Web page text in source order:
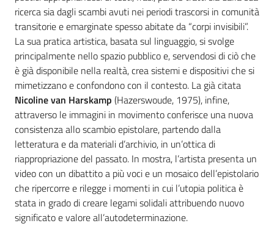
ricerca sia dagli scambi avuti nei periodi trascorsi in comunità
transitorie e emarginate spesso abitate da “corpi invisibili”.
La sua pratica artistica, basata sul linguaggio, si svolge
principalmente nello spazio pubblico e, servendosi di ciò che
è già disponibile nella realtà, crea sistemi e dispositivi che si
mimetizzano e confondono con il contesto. La già citata
Nicoline van Harskamp (Hazerswoude, 1975), infine,
attraverso le immagini in movimento conferisce una nuova
consistenza allo scambio epistolare, partendo dalla
letteratura e da materiali d’archivio, in un’ottica di
riappropriazione del passato. In mostra, l’artista presenta un
video con un dibattito a più voci e un mosaico dell’epistolario
che ripercorre e rilegge i momenti in cui l’utopia politica è
stata in grado di creare legami solidali attribuendo nuovo
significato e valore all’autodeterminazione.